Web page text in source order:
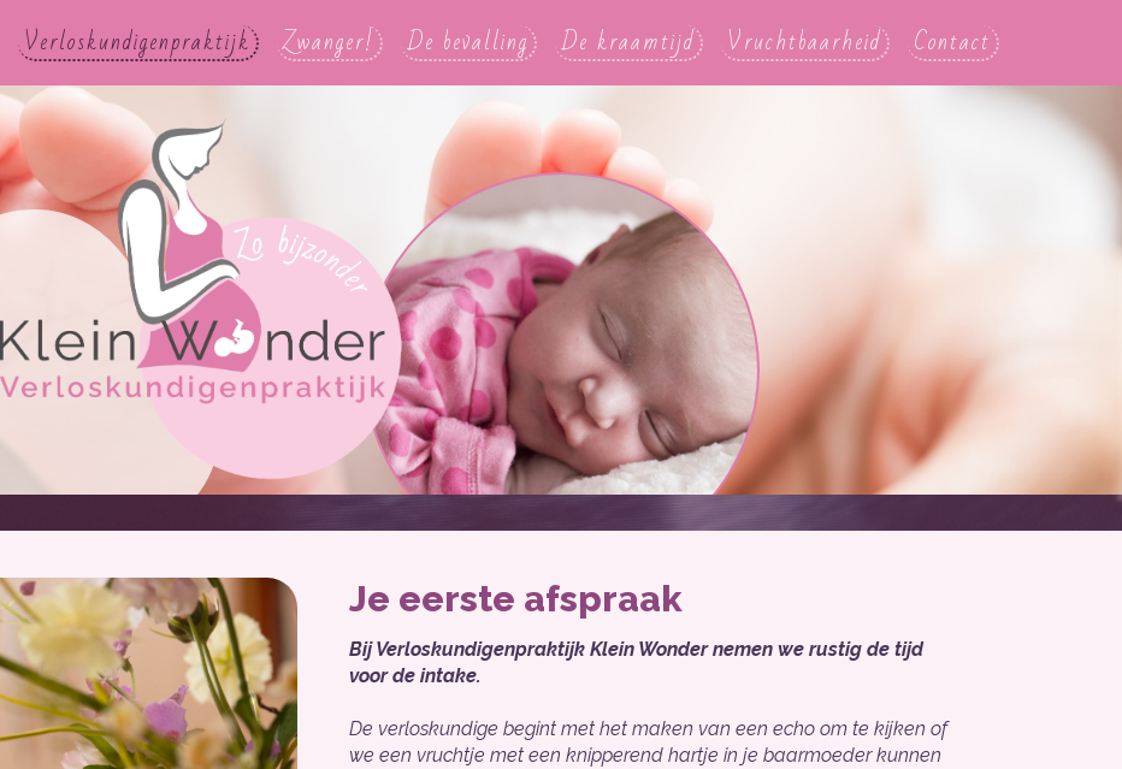
Verloskundigenpraktijk Zwanger! De bevalling De kraamtijd Vruchtbaarheid Contact
Je eerste afspraak
Bij Verloskundigenpraktijk Klein Wonder nemen we rustig de tijd
voor de intake.
De verloskundige begint met het maken van een echo om te kijken of
we een vruchtje met een knipperend hartje in je baarmoeder kunnen